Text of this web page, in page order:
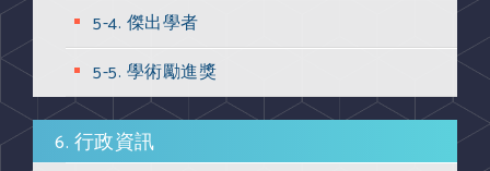
5-4. 傑出學者
5-5. 學術勵進獎
6. 行政資訊